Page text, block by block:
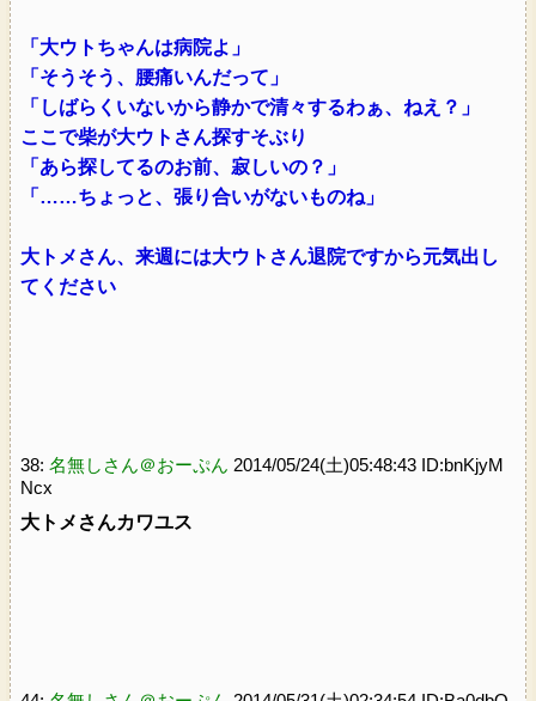
「大ウトちゃんは病院よ」
「そうそう、腰痛いんだって」
「しばらくいないから静かで清々するわぁ、ねえ？」
ここで柴が大ウトさん探すそぶり
「あら探してるのお前、寂しいの？」
「……ちょっと、張り合いがないものね」
大トメさん、来週には大ウトさん退院ですから元気出し
てください
38: 名無しさん＠おーぷん 2014/05/24(土)05:48:43 ID:bnKjyM
Ncx
大トメさんカワユス